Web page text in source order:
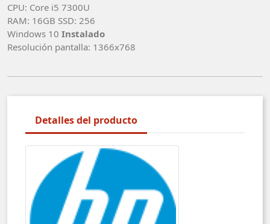
CPU: Core i5 7300U
RAM: 16GB SSD: 256
Windows 10 Instalado
Resolución pantalla: 1366x768
Detalles del producto